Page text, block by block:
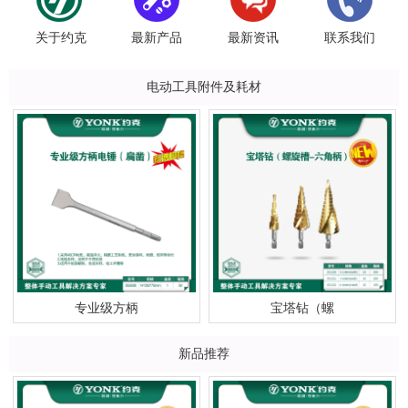
关于约克 最新产品 最新资讯 联系我们
电动工具附件及耗材
专业级方柄 宝塔钻（螺
新品推荐